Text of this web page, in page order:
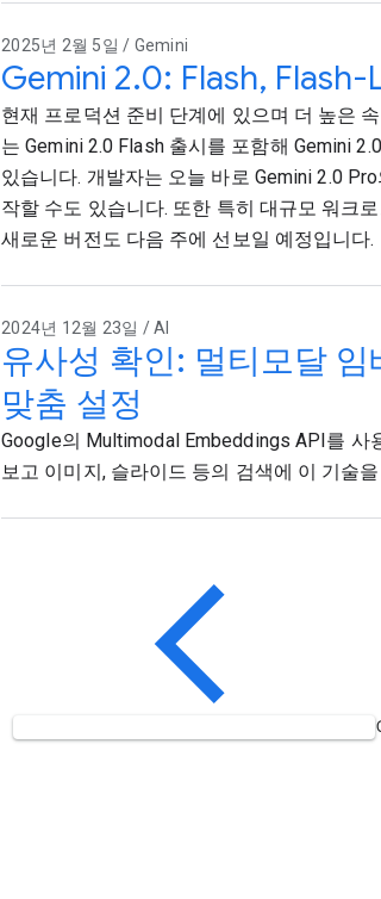
2025년 2월 5일 / Gemini
Gemini 2.0: Flash, Flash-
현재 프로덕션 준비 단계에 있으며 더 높은
는 Gemini 2.0 Flash 출시를 포함해 Gemini
있습니다. 개발자는 오늘 바로 Gemini 2.0
작할 수도 있습니다. 또한 특히 대규모 워크
새로운 버전도 다음 주에 선보일 예정입니다.
2024년 12월 23일 / AI
유사성 확인: 멀티모달
맞춤 설정
Google의 Multimodal Embeddings API를
보고 이미지, 슬라이드 등의 검색에 이 기술